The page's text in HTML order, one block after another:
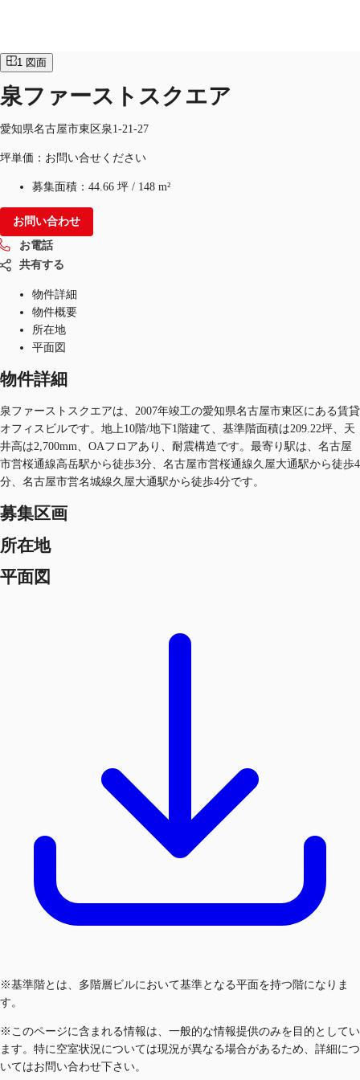
オフィス・事務所
地図検索
記事
仲介会社様はこちらへ
JP
お電話 お問合せ
1 図面
泉ファーストスクエア
愛知県名古屋市東区泉1-21-27
坪単価：お問い合せください
募集面積： 44.66 坪 / 148 m²
お問い合わせ
お電話
共有する
物件詳細
物件概要
所在地
平面図
物件詳細
泉ファーストスクエアは、2007年竣工の愛知県名古屋市東区にある賃貸
オフィスビルです。地上10階/地下1階建て、基準階面積は209.22坪、天
井高は2,700mm、OAフロアあり、耐震構造です。最寄り駅は、名古屋
市営桜通線高岳駅から徒歩3分、名古屋市営桜通線久屋大通駅から徒歩4
分、名古屋市営名城線久屋大通駅から徒歩4分です。
募集区画
所在地
平面図
※基準階とは、多階層ビルにおいて基準となる平面を持つ階になりま
す。
※このページに含まれる情報は、一般的な情報提供のみを目的としてい
ます。特に空室状況については現況が異なる場合があるため、詳細につ
いてはお問い合わせ下さい。